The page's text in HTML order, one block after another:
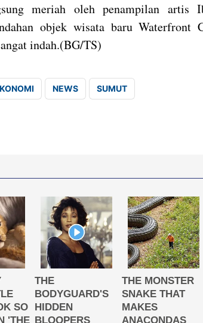
meriah oleh penampilan artis
objek wisata baru Waterfront
indah.(BG/TS)
NEWS SUMUT